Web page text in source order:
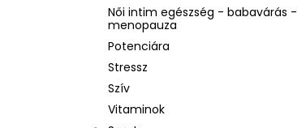
Női intim egészség - babavárás -
menopauza
Potenciára
Stressz
Szív
Vitaminok